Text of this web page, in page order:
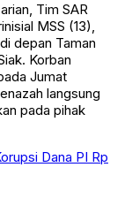
Tim SAR
MSS (13),
depan Taman
Korban
Jumat
langsung
pada pihak